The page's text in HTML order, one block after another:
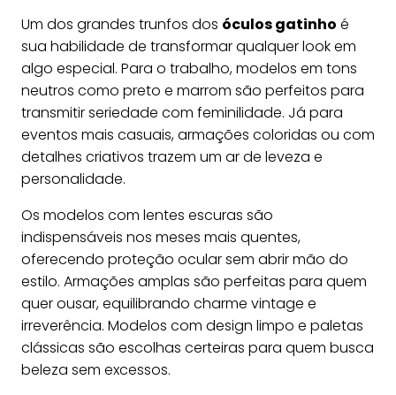
Um dos grandes trunfos dos óculos gatinho é
sua habilidade de transformar qualquer look em
algo especial. Para o trabalho, modelos em tons
neutros como preto e marrom são perfeitos para
transmitir seriedade com feminilidade. Já para
eventos mais casuais, armações coloridas ou com
detalhes criativos trazem um ar de leveza e
personalidade.
Os modelos com lentes escuras são
indispensáveis nos meses mais quentes,
oferecendo proteção ocular sem abrir mão do
estilo. Armações amplas são perfeitas para quem
quer ousar, equilibrando charme vintage e
irreverência. Modelos com design limpo e paletas
clássicas são escolhas certeiras para quem busca
beleza sem excessos.